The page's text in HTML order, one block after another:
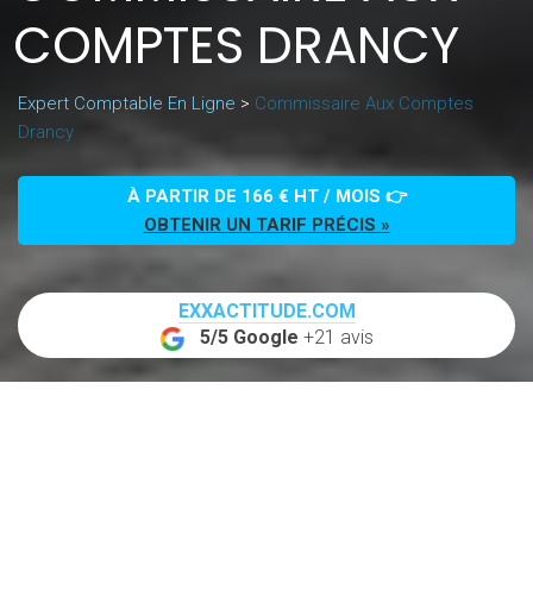
COMPTES DRANCY
Expert Comptable En Ligne > Commissaire Aux Comptes
Drancy
À PARTIR DE 166 € HT / MOIS 👉
OBTENIR UN TARIF PRÉCIS »
EXXACTITUDE.COM
5/5 Google +21 avis